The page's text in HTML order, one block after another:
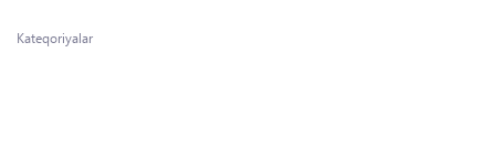
Kateqoriyalar